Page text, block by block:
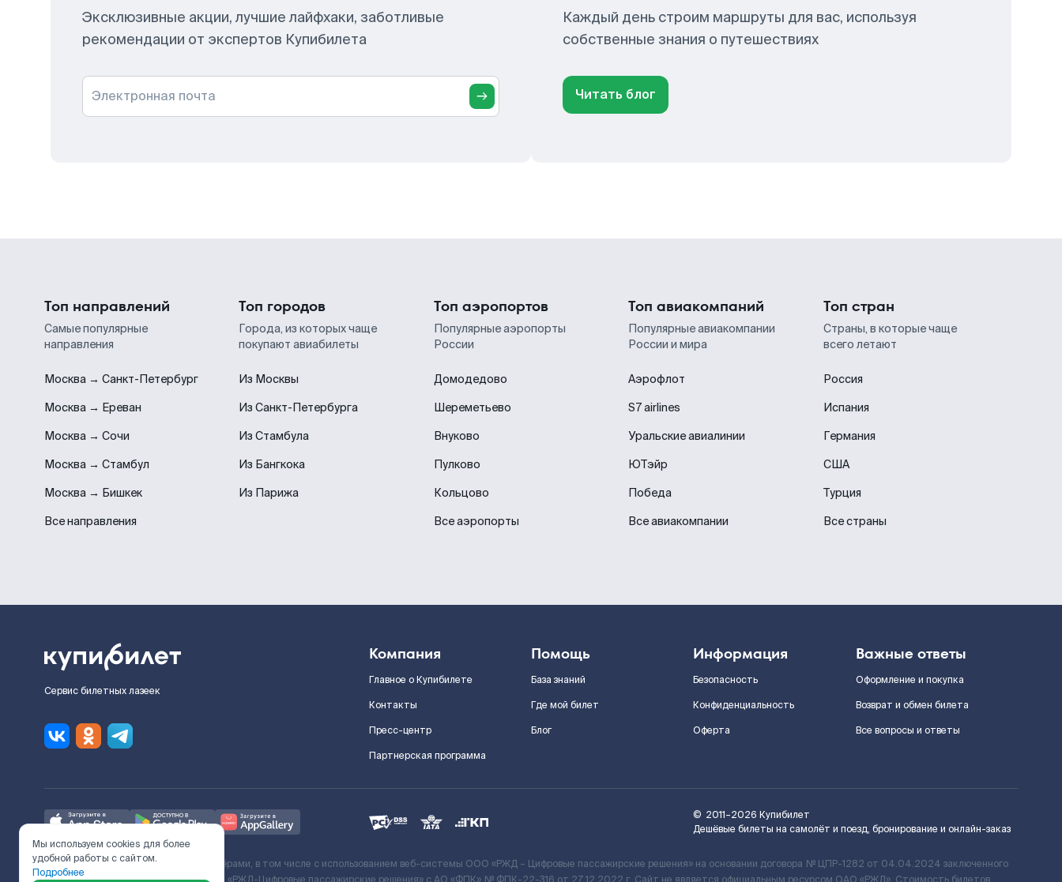
Эксклюзивные акции, лучшие лайфхаки, заботливые
рекомендации от экспертов Купибилета
Электронная почта
Каждый день строим маршруты для вас, используя
собственные знания о путешествиях
Читать блог
Топ направлений
Самые популярные
направления
Москва → Санкт-Петербург
Москва → Ереван
Москва → Сочи
Москва → Стамбул
Москва → Бишкек
Все направления
Топ городов
Города, из которых чаще
покупают авиабилеты
Из Москвы
Из Санкт-Петербурга
Из Стамбула
Из Бангкока
Из Парижа
Топ аэропортов
Популярные аэропорты
России
Домодедово
Шереметьево
Внуково
Пулково
Кольцово
Все аэропорты
Топ авиакомпаний
Популярные авиакомпании
России и мира
Аэрофлот
S7 airlines
Уральские авиалинии
ЮТэйр
Победа
Все авиакомпании
Топ стран
Страны, в которые чаще
всего летают
Россия
Испания
Германия
США
Турция
Все страны
Сервис билетных лазеек
Компания
Главное о Купибилете
Контакты
Пресс-центр
Партнерская программа
Помощь
База знаний
Где мой билет
Блог
Информация
Безопасность
Конфиденциальность
Оферта
Важные ответы
Оформление и покупка
Возврат и обмен билета
Все вопросы и ответы
© 2011–2026 Купибилет
Дешёвые билеты на самолёт и поезд, бронирование и онлайн-заказ
Ж/Д билеты предоставляются партнёрами, в том числе с использованием веб-системы ООО «РЖД – Цифровые пассажирские решения» на основании договора № ЦПР-1282 от 04.04.2024 заключенного
Мы используем cookies для более
удобной работы с сайтом.
Подробнее